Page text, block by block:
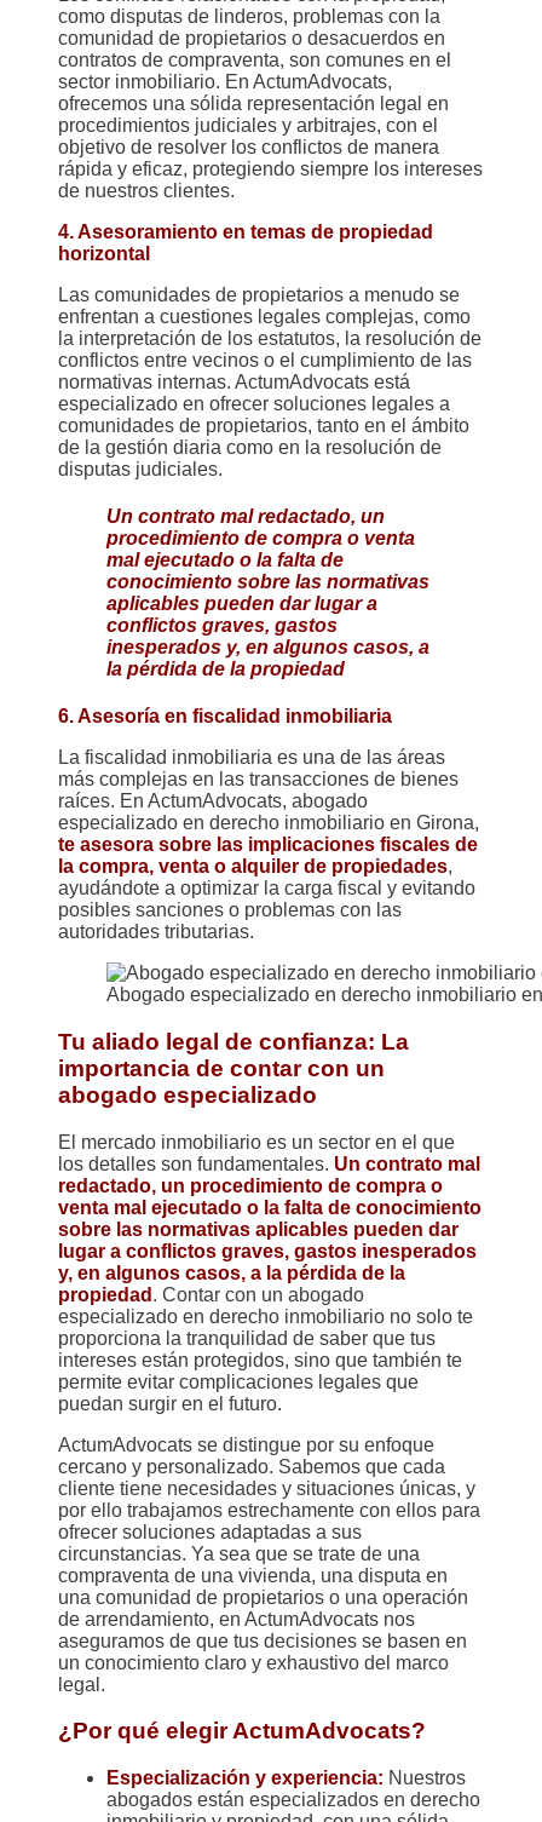
como disputas de linderos, problemas con la
comunidad de propietarios o desacuerdos en
contratos de compraventa, son comunes en el
sector inmobiliario. En ActumAdvocats,
ofrecemos una sólida representación legal en
procedimientos judiciales y arbitrajes, con el
objetivo de resolver los conflictos de manera
rápida y eficaz, protegiendo siempre los intereses
de nuestros clientes.
4. Asesoramiento en temas de propiedad
horizontal
Las comunidades de propietarios a menudo se
enfrentan a cuestiones legales complejas, como
la interpretación de los estatutos, la resolución de
conflictos entre vecinos o el cumplimiento de las
normativas internas. ActumAdvocats está
especializado en ofrecer soluciones legales a
comunidades de propietarios, tanto en el ámbito
de la gestión diaria como en la resolución de
disputas judiciales.
Un contrato mal redactado, un
procedimiento de compra o venta
mal ejecutado o la falta de
conocimiento sobre las normativas
aplicables pueden dar lugar a
conflictos graves, gastos
inesperados y, en algunos casos, a
la pérdida de la propiedad
6. Asesoría en fiscalidad inmobiliaria
La fiscalidad inmobiliaria es una de las áreas
más complejas en las transacciones de bienes
raíces. En ActumAdvocats, abogado
especializado en derecho inmobiliario en Girona,
te asesora sobre las implicaciones fiscales de
la compra, venta o alquiler de propiedades,
ayudándote a optimizar la carga fiscal y evitando
posibles sanciones o problemas con las
autoridades tributarias.
Abogado especializado en derecho inmobiliario
Tu aliado legal de confianza: La
importancia de contar con un
abogado especializado
El mercado inmobiliario es un sector en el que
los detalles son fundamentales. Un contrato mal
redactado, un procedimiento de compra o
venta mal ejecutado o la falta de conocimiento
sobre las normativas aplicables pueden dar
lugar a conflictos graves, gastos inesperados
y, en algunos casos, a la pérdida de la
propiedad . Contar con un abogado
especializado en derecho inmobiliario no solo te
proporciona la tranquilidad de saber que tus
intereses están protegidos, sino que también te
permite evitar complicaciones legales que
puedan surgir en el futuro.
ActumAdvocats se distingue por su enfoque
cercano y personalizado. Sabemos que cada
cliente tiene necesidades y situaciones únicas, y
por ello trabajamos estrechamente con ellos para
ofrecer soluciones adaptadas a sus
circunstancias. Ya sea que se trate de una
compraventa de una vivienda, una disputa en
una comunidad de propietarios o una operación
de arrendamiento, en ActumAdvocats nos
aseguramos de que tus decisiones se basen en
un conocimiento claro y exhaustivo del marco
legal.
¿Por qué elegir ActumAdvocats?
Especialización y experiencia: Nuestros
abogados están especializados en derecho